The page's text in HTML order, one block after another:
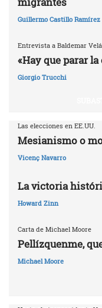
Guillermo Castillo Ramírez
Entrevista a Baldemar
«Hay que parar
Giorgio Trucchi
Las elecciones en EE.UU.
Mesianismo o
Vicenç Navarro
La victoria
Howard Zinn
Carta de Michael Moore
Pellízquenme,
Michael Moore